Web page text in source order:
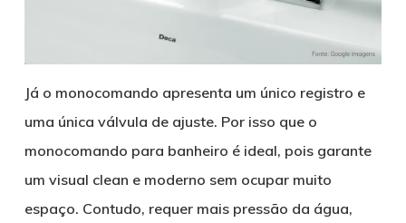
Já o monocomando apresenta um único registro e
uma única válvula de ajuste. Por isso que o
monocomando para banheiro é ideal, pois garante
um visual clean e moderno sem ocupar muito
espaço. Contudo, requer mais pressão da água,